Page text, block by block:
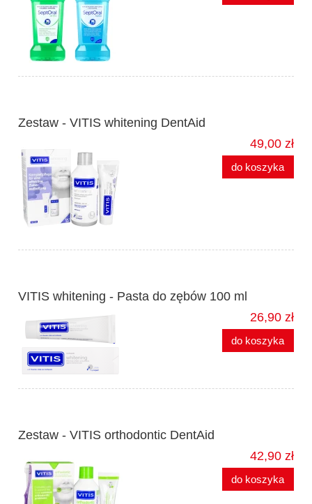
Zestaw - VITIS whitening DentAid
49,00 zł
do koszyka
VITIS whitening - Pasta do zębów 100 ml
26,90 zł
do koszyka
Zestaw - VITIS orthodontic DentAid
42,90 zł
do koszyka